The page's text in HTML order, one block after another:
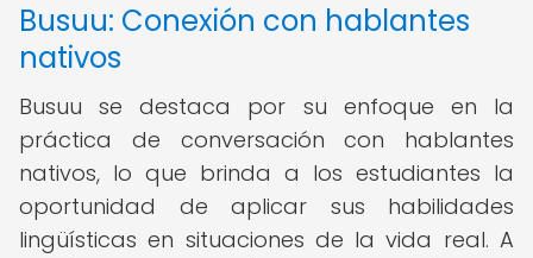
Busuu: Conexión con hablantes
nativos
Busuu se destaca por su enfoque en la
práctica de conversación con hablantes
nativos, lo que brinda a los estudiantes la
oportunidad de aplicar sus habilidades
lingüísticas en situaciones de la vida real. A